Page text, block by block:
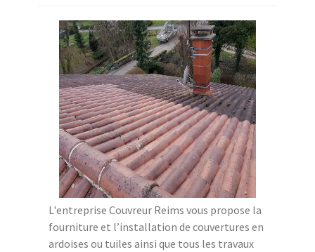
L'entreprise Couvreur Reims vous propose la
fourniture et l’installation de couvertures en
ardoises ou tuiles ainsi que tous les travaux